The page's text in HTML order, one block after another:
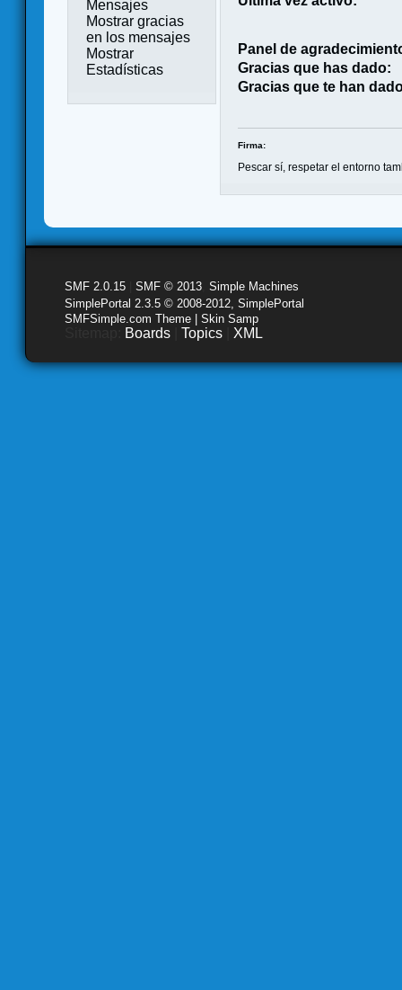
Mensajes
Mostrar gracias
en los mensajes
Mostrar
Estadísticas
Panel de
Gracias que has dado:
Gracias que te han
Firma:
Pescar sí, respetar el entorno
SMF 2.0.15 SMF © 2013 Simple Machines
SimplePortal 2.3.5 © 2008-2012, SimplePortal
SMFSimple.com Theme | Skin Samp
Boards Topics XML